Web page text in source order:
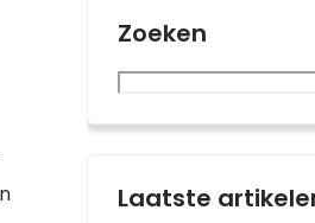
Zoeken
Laatste